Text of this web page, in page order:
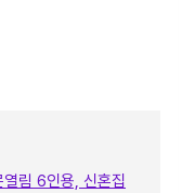
림 6인용, 신혼집